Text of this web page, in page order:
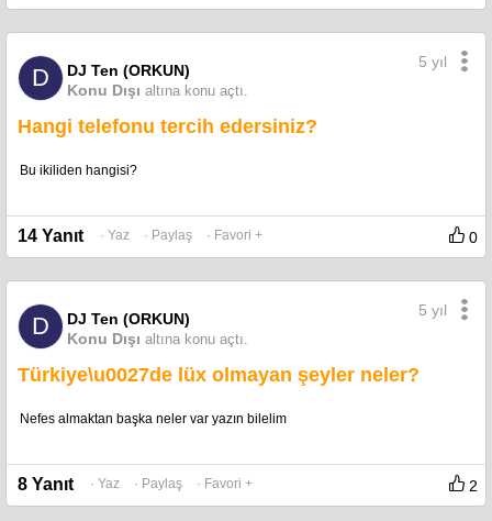
D
DJ Ten (ORKUN)
Konu Dışı altına konu açtı.
5 yıl
Hangi telefonu tercih edersiniz?
Bu ikiliden hangisi?
14 Yanıt · Yaz · Paylaş · Favori + 0
D
DJ Ten (ORKUN)
Konu Dışı altına konu açtı.
5 yıl
Türkiye\u0027de lüx olmayan şeyler neler?
Nefes almaktan başka neler var yazın bilelim
8 Yanıt · Yaz · Paylaş · Favori + 2